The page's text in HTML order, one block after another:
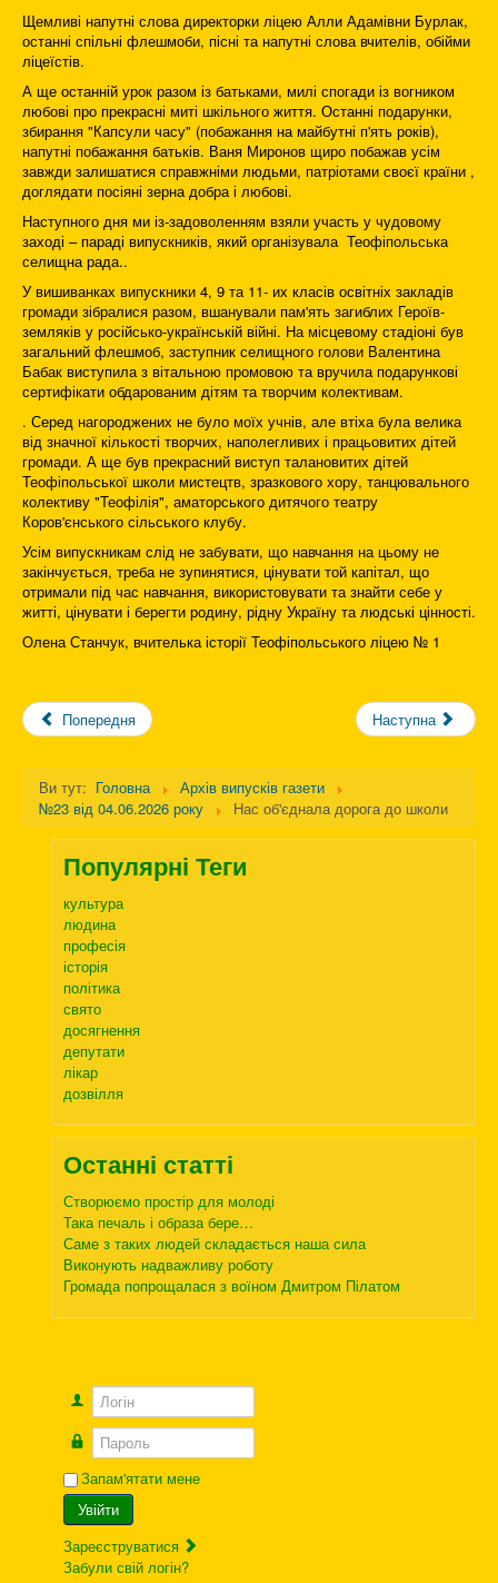
Щемливі напутні слова директорки ліцею Алли Адамівни Бурлак,
останні спільні флешмоби, пісні та напутні слова вчителів, обійми
ліцеїстів.
А ще останній урок разом із батьками, милі спогади із вогником
любові про прекрасні миті шкільного життя. Останні подарунки,
збирання "Капсули часу" (побажання на майбутні п'ять років),
напутні побажання батьків. Ваня Миронов щиро побажав усім
завжди залишатися справжніми людьми, патріотами своєї країни ,
доглядати посіяні зерна добра і любові.
Наступного дня ми із-задоволенням взяли участь у чудовому
заході – параді випускників, який організувала Теофіпольська
селищна рада..
У вишиванках випускники 4, 9 та 11- их класів освітніх закладів
громади зібралися разом, вшанували пам'ять загиблих Героїв-
земляків у російсько-українській війні. На місцевому стадіоні був
загальний флешмоб, заступник селищного голови Валентина
Бабак виступила з вітальною промовою та вручила подарункові
сертифікати обдарованим дітям та творчим колективам.
. Серед нагороджених не було моїх учнів, але втіха була велика
від значної кількості творчих, наполегливих і працьовитих дітей
громади. А ще був прекрасний виступ талановитих дітей
Теофіпольської школи мистецтв, зразкового хору, танцювального
колективу "Теофілія", аматорського дитячого театру
Коров'єнського сільського клубу.
Усім випускникам слід не забувати, що навчання на цьому не
закінчується, треба не зупинятися, цінувати той капітал, що
отримали під час навчання, використовувати та знайти себе у
житті, цінувати і берегти родину, рідну Україну та людські цінності.
Олена Станчук, вчителька історії Теофіпольського ліцею № 1
Попередня Наступна
Ви тут: Головна
Архів випусків газети
№23 від 04.06.2026 року
Нас об'єднала дорога до школи
Популярні Теги
культура
людина
професія
історія
політика
свято
досягнення
депутати
лікар
дозвілля
Останні статті
Створюємо простір для молоді
Така печаль і образа бере…
Саме з таких людей складається наша сила
Виконують надважливу роботу
Громада попрощалася з воїном Дмитром Пілатом
Логін
Пароль
Запам'ятати мене
Увійти
Зареєструватися
Забули свій логін?